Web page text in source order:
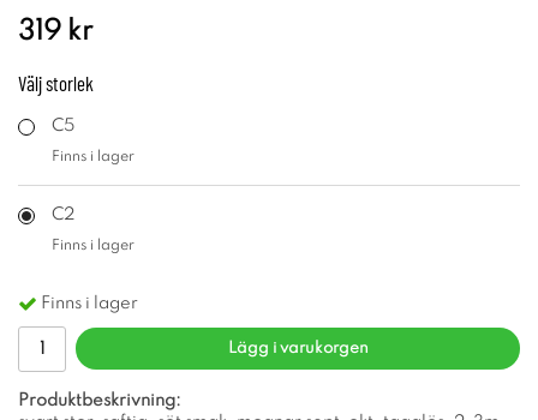
319 kr
Väljstorlek
C5
Finns i lager
C2
Finns i lager
Finns i lager
Lägg i varukorgen
Produktbeskrivning: